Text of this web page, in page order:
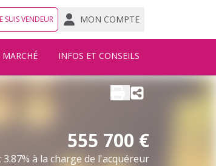
SUIS VENDEUR MON COMPTE
INFOS ET CONSEILS
555 700 €
à la charge de l'acquéreur